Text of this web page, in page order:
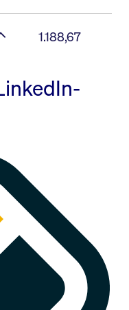
1.188,67